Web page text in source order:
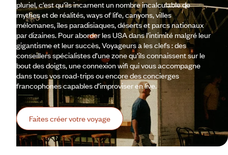
pluriel, c’est qu’ils incarnent un nombre incalculable de
mythes et de réalités, ways of life, canyons, villes
mélomanes, îles paradisiaques, déserts et parcs nationaux
par dizaines. Pour aborder les USA dans l’intimité malgré leur
gigantisme et leur succès, Voyageurs a les clefs : des
conseillers spécialistes d’une zone qu’ils connaissent sur le
bout des doigts, une connexion wifi qui vous accompagne
dans tous vos road-trips ou encore des concierges
francophones capables d’improviser en live.
Faites créer votre voyage